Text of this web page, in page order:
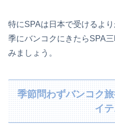
特にSPAは日本で受けるよ
季にバンコクにきたらSPA
みましょう。
季節問わずバンコク
イテ